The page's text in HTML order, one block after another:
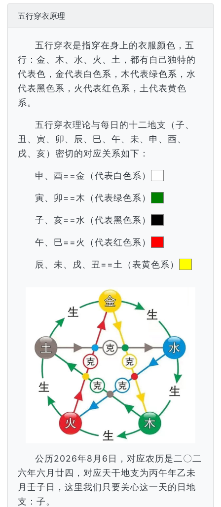
五行穿衣原理
五行穿衣是指穿在身上的衣服颜色，五
行：金、木、水、火、土，都有自己独特的
代表色，金代表白色系，木代表绿色系，水
代表黑色系，火代表红色系，土代表黄色
系。
五行穿衣理论与每日的十二地支（子、
丑、寅、卯、辰、巳、午、未、申、酉、
戌、亥）密切的对应关系如下：
申、酉==金（代表白色系）
寅、卯==木（代表绿色系）
子、亥==水（代表黑色系）
午、巳==火（代表红色系）
辰、未、戌、丑==土（表黄色系）
公历2026年8月6日，对应农历是二〇二
六年六月廿四，对应天干地支为丙午年乙未
月壬子日，这里我们只要关心这一天的日地
支：子。